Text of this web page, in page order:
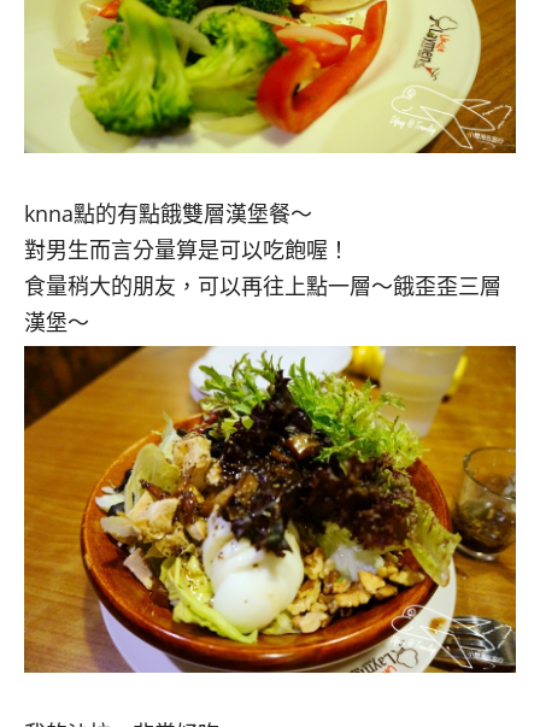
knna點的有點餓雙層漢堡餐～
對男生而言分量算是可以吃飽喔！
食量稍大的朋友，可以再往上點一層～餓歪歪三層
漢堡～